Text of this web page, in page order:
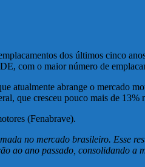
dos últimos cinco
com o maior número de
atualmente abrange o mercado
que cresceu pouco mais de 13%
(Fenabrave).
no mercado brasileiro. Esse
ao ano passado, consolidando a